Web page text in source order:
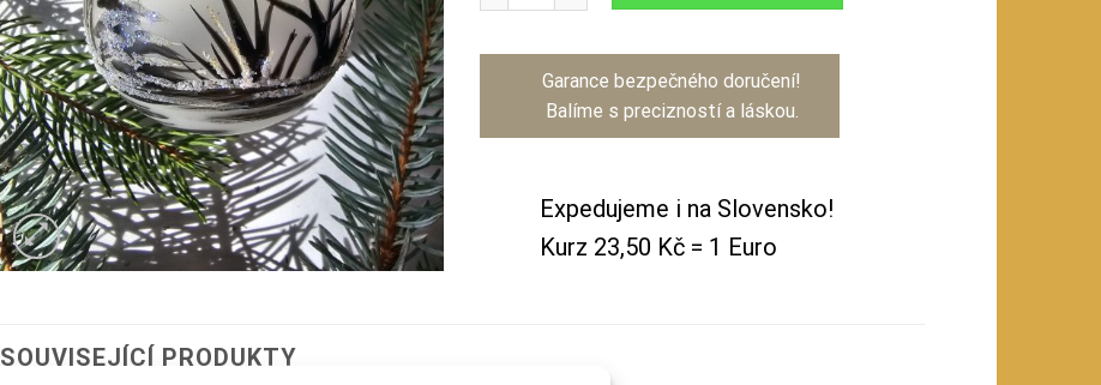
Garance bezpečného doručení!
Balíme s precizností a láskou.
Expedujeme i na Slovensko!
Kurz 23,50 Kč = 1 Euro
SOUVISEJÍCÍ PRODUKTY